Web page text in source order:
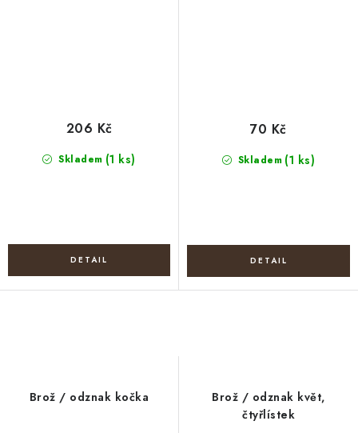
Skladem (1 ks)
206 Kč
Skladem (1 ks)
70 Kč
Brož / odznak kočka
Brož / odznak květ,
čtyřlístek